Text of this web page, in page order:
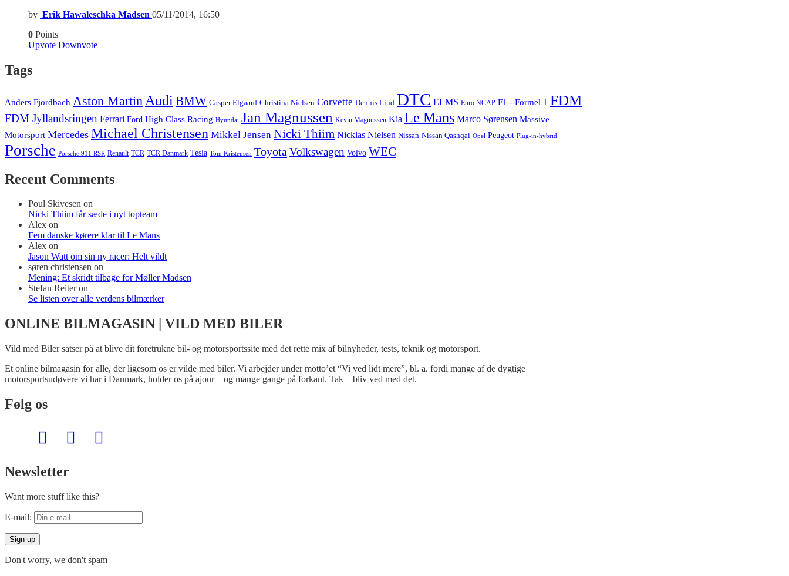
by Erik Hawaleschka Madsen 05/11/2014, 16:50
0 Points
Upvote Downvote
Tags
Anders Fjordbach Aston Martin Audi BMW Casper Elgaard Christina Nielsen Corvette Dennis Lind DTC ELMS Euro NCAP F1 - Formel 1 FDM
FDM Jyllandsringen Ferrari Ford High Class Racing Hyundai Jan Magnussen Kevin Magnussen Kia Le Mans Marco Sørensen Massive
Motorsport Mercedes Michael Christensen Mikkel Jensen Nicki Thiim Nicklas Nielsen Nissan Nissan Qashqai Opel Peugeot Plug-in-hybrid
Porsche Porsche 911 RSR Renault TCR TCR Danmark Tesla Tom Kristensen Toyota Volkswagen Volvo WEC
Recent Comments
Poul Skivesen on
Nicki Thiim får sæde i nyt topteam
Alex on
Fem danske kørere klar til Le Mans
Alex on
Jason Watt om sin ny racer: Helt vildt
søren christensen on
Mening: Et skridt tilbage for Møller Madsen
Stefan Reiteron
Se listen over alle verdens bilmærker
ONLINE BILMAGASIN | VILD MED BILER
Vild med Biler satser på at blive dit foretrukne bil- og motorsportssite med det rette mix af bilnyheder, tests, teknik og motorsport.
Et online bilmagasin for alle, der ligesom os er vilde med biler. Vi arbejder under motto’et “Vi ved lidt mere”, bl. a. fordi mange af de dygtige
motorsportsudøvere vi har i Danmark, holder os på ajour – og mange gange på forkant. Tak – bliv ved med det.
Følg os
Newsletter
Want more stuff like this?
E-mail:
Don't worry, we don't spam